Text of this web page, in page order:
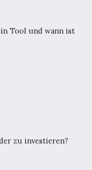
Tool und wann ist
zu investieren?